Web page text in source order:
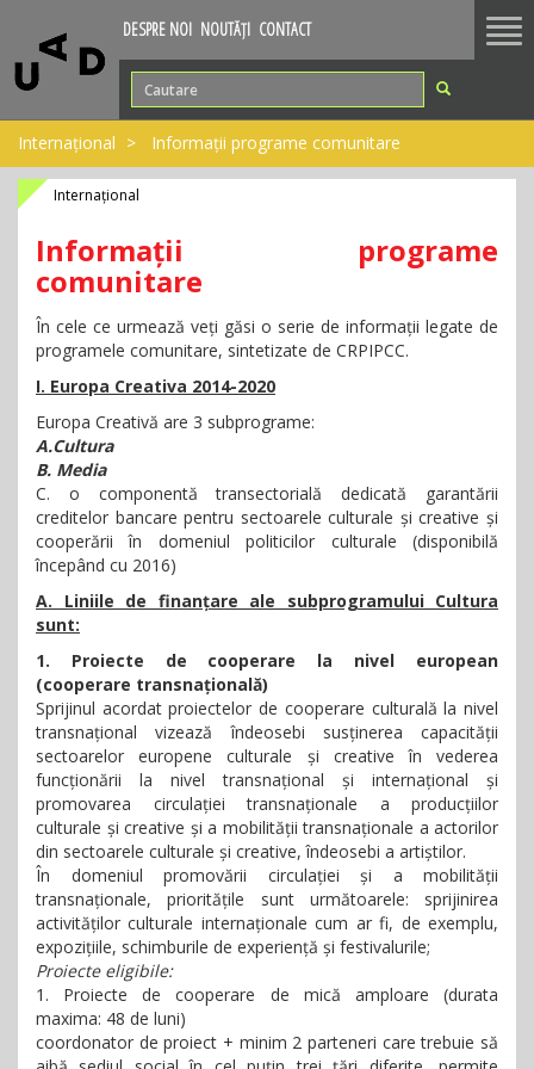
DESPRE NOI NOUTĂȚI CONTACT
Internațional Informații programe comunitare
Internațional
Informații programe
comunitare
În cele ce urmează veți găsi o serie de informații legate de
programele comunitare, sintetizate de CRPIPCC.
I. Europa Creativa 2014-2020
Europa Creativă are 3 subprograme:
A.Cultura
B. Media
C. o componentă transectorială dedicată garantării
creditelor bancare pentru sectoarele culturale și creative și
cooperării în domeniul politicilor culturale (disponibilă
începând cu 2016)
A. Liniile de finanțare ale subprogramului Cultura
sunt:
1. Proiecte de cooperare la nivel european
(cooperare transnațională)
Sprijinul acordat proiectelor de cooperare culturală la nivel
transnațional vizează îndeosebi susținerea capacității
sectoarelor europene culturale și creative în vederea
funcționării la nivel transnațional și internațional și
promovarea circulației transnaționale a producțiilor
culturale și creative și a mobilității transnaționale a actorilor
din sectoarele culturale și creative, îndeosebi a artiștilor.
În domeniul promovării circulației și a mobilității
transnaționale, prioritățile sunt următoarele: sprijinirea
activităților culturale internaționale cum ar fi, de exemplu,
expozițiile, schimburile de experiență și festivalurile;
Proiecte eligibile:
1. Proiecte de cooperare de mică amploare (durata
maxima: 48 de luni)
coordonator de proiect + minim 2 parteneri care trebuie să